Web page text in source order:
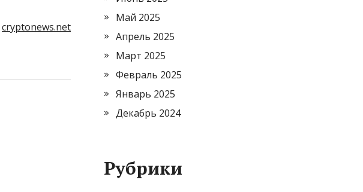
cryptonews.net
Май 2025
Апрель 2025
Март 2025
Февраль 2025
Январь 2025
Декабрь 2024
Рубрики